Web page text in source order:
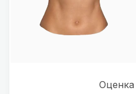
Оценка